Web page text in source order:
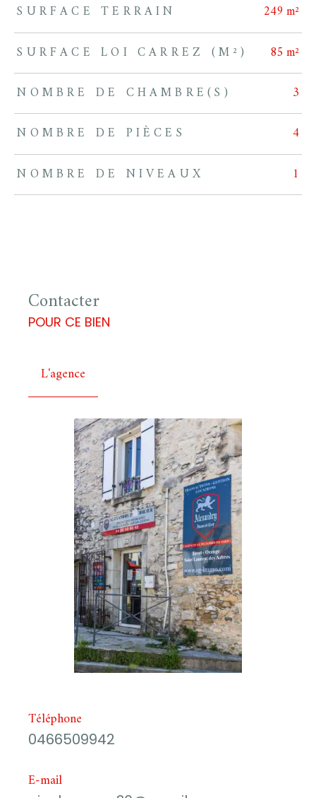
SURFACE TERRAIN
249 m²
SURFACE LOI CARREZ (M²)
85 m²
NOMBRE DE CHAMBRE(S)
3
NOMBRE DE PIÈCES
4
NOMBRE DE NIVEAUX
1
Contacter
POUR CE BIEN
L'agence
Téléphone
0466509942
E-mail